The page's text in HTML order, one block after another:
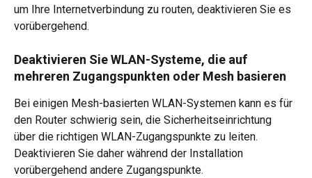
um Ihre Internetverbindung zu routen, deaktivieren Sie es
vorübergehend.
Deaktivieren Sie WLAN-Systeme, die auf
mehreren Zugangspunkten oder Mesh basieren
Bei einigen Mesh-basierten WLAN-Systemen kann es für
den Router schwierig sein, die Sicherheitseinrichtung
über die richtigen WLAN-Zugangspunkte zu leiten.
Deaktivieren Sie daher während der Installation
vorübergehend andere Zugangspunkte.